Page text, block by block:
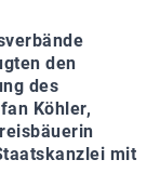
den
des
Köhler,
mit